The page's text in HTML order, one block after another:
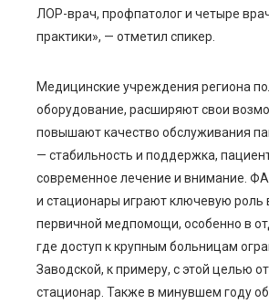
ЛОР-врач, профпатолог и четыре
практики», — отметил спикер.
Медицинские учреждения региона
оборудование, расширяют свои
повышают качество обслуживания
— стабильность и поддержка,
современное лечение и внимание.
и стационары играют ключевую роль
первичной медпомощи, особенно в
где доступ к крупным больницам
Заводской, к примеру, с этой целью
стационар. Также в минувшем году